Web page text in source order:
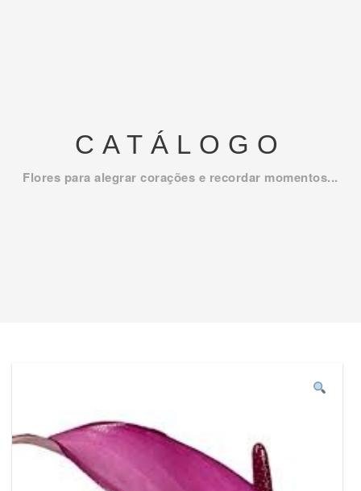
CATÁLOGO
Flores para alegrar corações e recordar momentos...